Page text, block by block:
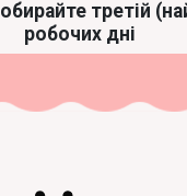
обирайте третій
робочих дні